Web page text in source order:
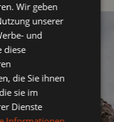
Wir geben
unserer
und
diese
die Sie ihnen
sie im
Dienste